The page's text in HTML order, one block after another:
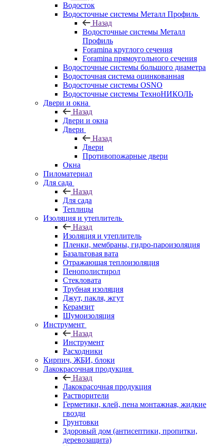
Водосток
Водосточные системы Металл Профиль
Назад
Водосточные системы Металл
Профиль
Foramina круглого сечения
Foramina прямоугольного сечения
Водосточные системы большого диаметра
Водосточная система оцинкованная
Водосточные системы OSNO
Водосточные системы ТехноНИКОЛЬ
Двери и окна
Назад
Двери и окна
Двери
Назад
Двери
Противопожарные двери
Окна
Пиломатериал
Для сада
Назад
Для сада
Теплицы
Изоляция и утеплитель
Назад
Изоляция и утеплитель
Пленки, мембраны, гидро-пароизоляция
Базальтовая вата
Отражающая теплоизоляция
Пенополистирол
Стекловата
Трубная изоляция
Джут, пакля, жгут
Керамзит
Шумоизоляция
Инструмент
Назад
Инструмент
Расходники
Кирпич, ЖБИ, блоки
Лакокрасочная продукция
Назад
Лакокрасочная продукция
Растворители
Герметики, клей, пена монтажная, жидкие
гвозди
Грунтовки
Здоровый дом (антисептики, пропитки,
деревозащита)